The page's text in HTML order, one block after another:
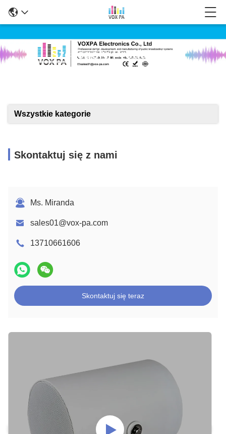
Szczegóły Produktów
Wszystkie kategorie
Skontaktuj się z nami
Ms. Miranda
sales01@vox-pa.com
13710661606
Skontaktuj się teraz